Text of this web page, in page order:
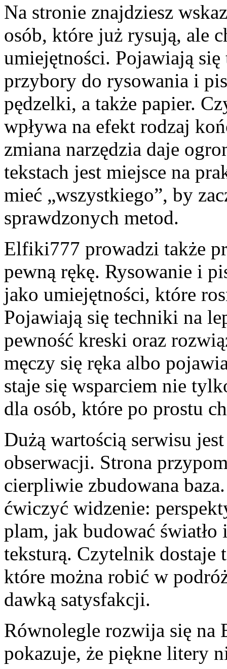
Na stronie znajdziesz
osób, które już rysują, ale
umiejętności. Pojawiają
przybory do rysowania i
pędzelki, a także papier.
wpływa na efekt rodzaj
zmiana narzędzia daje
tekstach jest miejsce na
mieć „wszystkiego”, by
sprawdzonych metod.
Elfiki777 prowadzi także
pewną rękę. Rysowanie i
jako umiejętności, które
Pojawiają się techniki na
pewność kreski oraz
męczy się ręka albo
staje się wsparciem nie
dla osób, które po prostu
Dużą wartością serwisu
obserwacji. Strona
cierpliwie zbudowana
ćwiczyć widzenie:
plam, jak budować
teksturą. Czytelnik dostaje
które można robić w
dawką satysfakcji.
Równolegle rozwija się
pokazuje, że piękne litery